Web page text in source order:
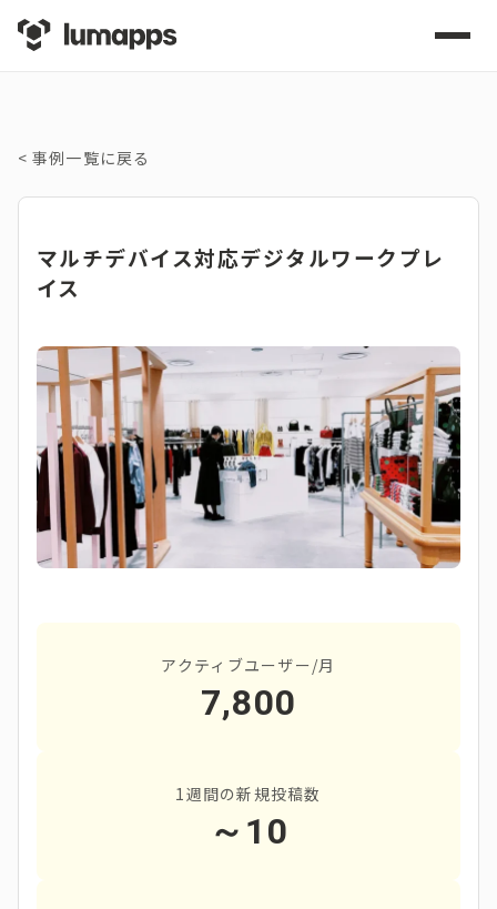
<事例一覧に戻る
マルチデバイス対応デジタルワークプレ
イス
アクティブユーザー/月
7,800
1週間の新規投稿数
～10